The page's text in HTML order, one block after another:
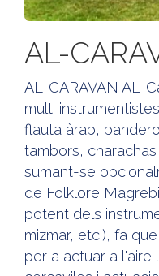
AL-
AL-CARAVAN AL-
multi
flauta àrab,
tambors,
sumant-se
de Folklore
potent dels
mizmar, etc.), fa
per a actuar a l'aire